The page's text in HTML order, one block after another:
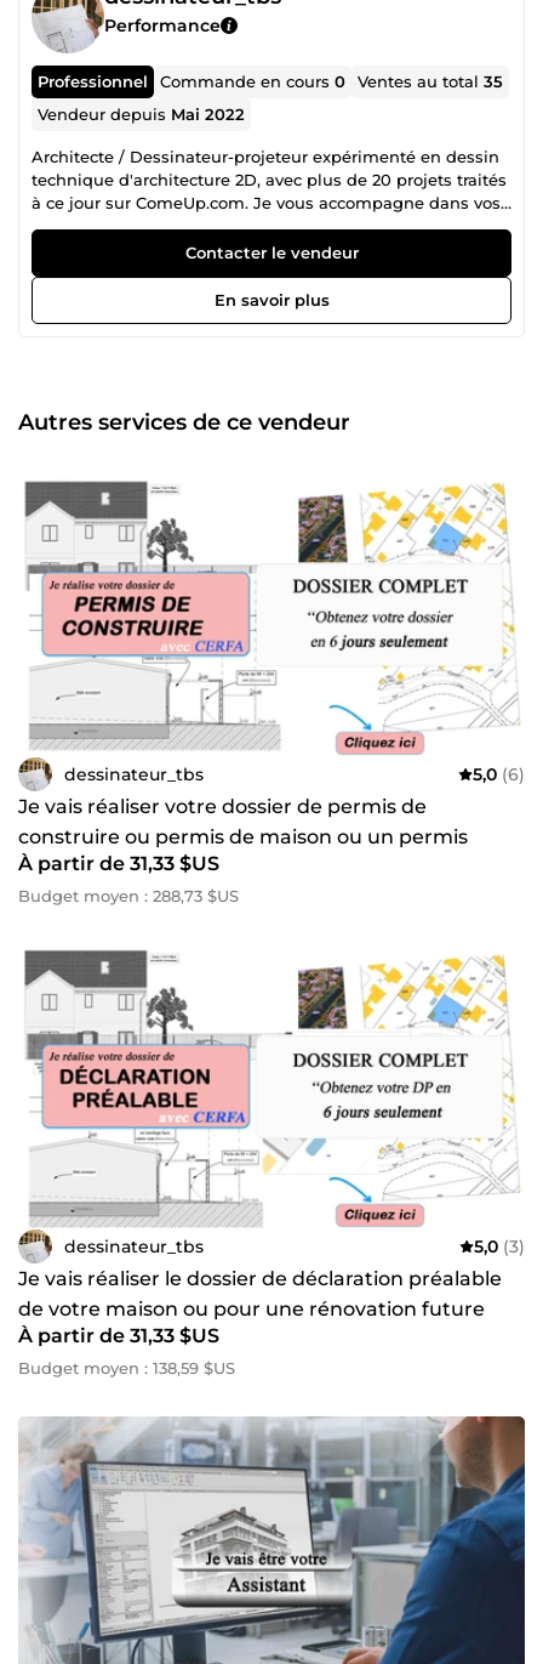
Performance
Professionnel Commande en cours0 Ventes au total35
Vendeur depuis Mai 2022
Architecte / Dessinateur-projeteur expérimenté en dessin
technique d'architecture 2D, avec plus de 20 projets traités
à ce jour sur ComeUp.com. Je vous accompagne dans vos
projets, que ce soit pour : Étude et conception des plans
en 2D pour tous projets. Réalisation de vos dossiers de
&quot;Permis de Construire&quot; Réalisation de vos
dossiers de &quot;Déclaration Préalable&quot;
Aménagement et décoration int./ext. en 3D de votre projet.
lieux où les gens se sentent vraiment chez eux. Au plaisir
de collaborer avec vous !
Contacter le vendeur
En savoir plus
Autres services de ce vendeur
dessinateur_tbs 5,0 (6)
Je vais réaliser votre dossier de permis de
construire ou permis de maison ou un permis
modificatif
À partir de 31,33 $US
Budget moyen : 288,73 $US
dessinateur_tbs 5,0 (3)
Je vais réaliser le dossier de déclaration préalable
de votre maison ou pour une rénovation future
À partir de 31,33 $US
Budget moyen : 138,59 $US